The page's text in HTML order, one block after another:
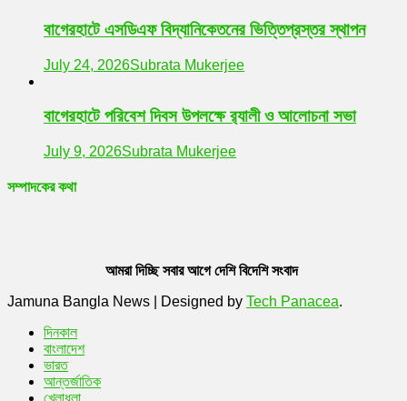
বাগেরহাটে এসডিএফ বিদ্যানিকেতনের ভিত্তিপ্রস্তর স্থাপন
July 24, 2026Subrata Mukerjee
বাগেরহাটে পরিবেশ দিবস উপলক্ষে র‌্যালী ও আলোচনা সভা
July 9, 2026Subrata Mukerjee
সম্পাদকের কথা
আমরা দিচ্ছি সবার আগে দেশি বিদেশি সংবাদ
Jamuna Bangla News
Designed by Tech Panacea.
দিনকাল
বাংলাদেশ
ভারত
আন্তর্জাতিক
খেলাধুলা